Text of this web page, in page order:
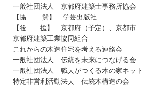
一般社団法人 京都府建築士事務所協会
【協 賛】 学芸出版社
【後 援】 京都府（予定）、京都市
京都府建築工業協同組合
これからの木造住宅を考える連絡会
一般社団法人 伝統を未来につなげる会
一般社団法人 職人がつくる木の家ネット
特定非営利活動法人 伝統木構造の会